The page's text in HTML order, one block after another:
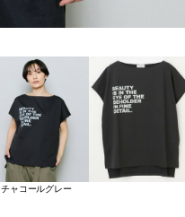
チャコールグレー